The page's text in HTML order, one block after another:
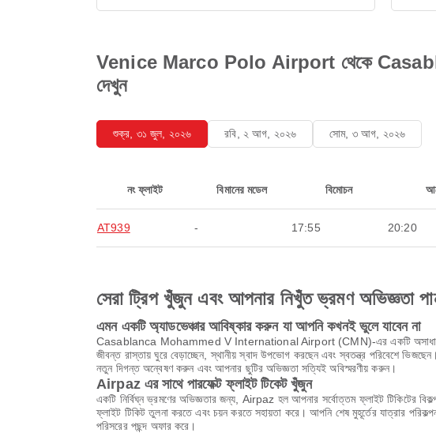
Venice Marco Polo Airport থেকে
দেখুন
শুক্র, ৩১ জুল, ২০২৬ রবি, ২ আগ, ২০২৬ সোম, ৩ আগ, ২০২৬
নং ফ্লাইট বিমানের মডেল বিমোচন
AT939 - 17:55 20:20
সেরা ট্রিপ খুঁজুন এবং আপনার নিখুঁত ভ্রমণ অভিজ্ঞতা
এমন একটি অ্যাডভেঞ্চার আবিষ্কার করুন যা আপনি কখনই ভুলে যাবেন না
Casablanca Mohammed V International Airport (CMN)-এর একটি অসাধারণ
জীবন্ত রাস্তায় ঘুরে বেড়াচ্ছেন, স্থানীয় স্বাদ উপভোগ করছেন এবং স্বতন্ত্র পরিবেশে
নতুন দিগন্ত অন্বেষণ করুন এবং আপনার ছুটির অভিজ্ঞতা সত্যিই অবিস্মরণীয় করুন।
Airpaz এর সাথে পারফেক্ট ফ্লাইট টিকেট খুঁজুন
একটি নির্বিঘ্ন ভ্রমণের অভিজ্ঞতার জন্য, Airpaz হল আপনার সর্বোত্তম ফ্লাইট টিকিটের
ফ্লাইট টিকিট তুলনা করতে এবং চয়ন করতে সহায়তা করে। আপনি শেষ মুহূর্তের যাত্রার
পরিসরের পছন্দ অফার করে।